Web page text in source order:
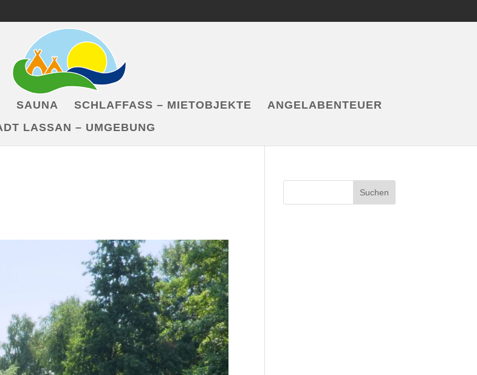
SAUNA SCHLAFFASS – MIETOBJEKTE
ANGELABENTEUER
LASSAN – UMGEBUNG